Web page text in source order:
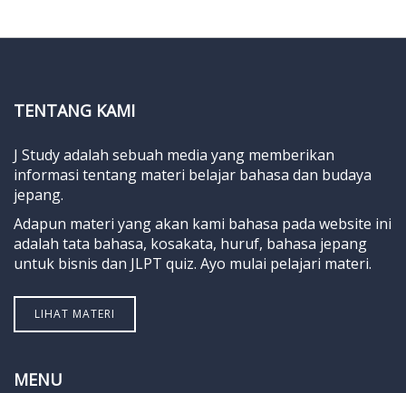
TENTANG KAMI
J Study adalah sebuah media yang memberikan
informasi tentang materi belajar bahasa dan budaya
jepang.
Adapun materi yang akan kami bahasa pada website ini
adalah tata bahasa, kosakata, huruf, bahasa jepang
untuk bisnis dan JLPT quiz. Ayo mulai pelajari materi.
LIHAT MATERI
MENU